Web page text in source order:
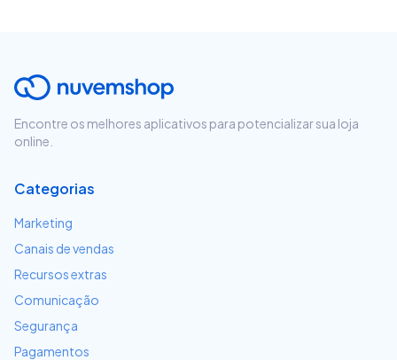
Encontre os melhores aplicativos para potencializar sua loja
online.
Categorias
Marketing
Canais de vendas
Recursos extras
Comunicação
Segurança
Pagamentos